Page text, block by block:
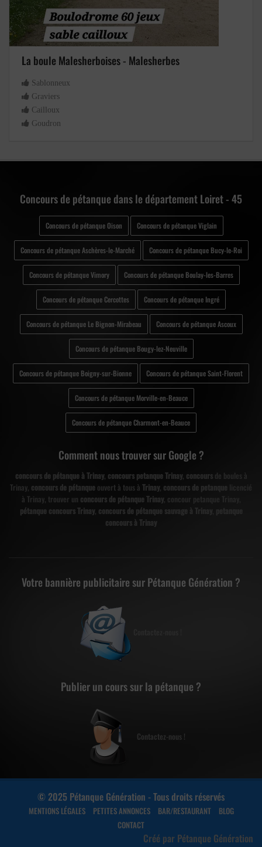
La boule Malesherboises - Malesherbes
Sablonneux
Graviers
Cailloux
Goudron
Concours de pétanque dans le département Loiret - 45
Concours de pétanque Oison Concours de pétanque Viglain
Concours de pétanque Aschères-le-Marché Concours de pétanque Bucy-le-Roi
Concours de pétanque Vimory Concours de pétanque Boulay-les-Barres
Concours de pétanque Cercottes Concours de pétanque Ingré
Concours de pétanque Le Bignon-Mirabeau Concours de pétanque Ascoux
Concours de pétanque Bougy-lez-Neuville
Concours de pétanque Boigny-sur-Bionne Concours de pétanque Saint-Florent
Concours de pétanque Morville-en-Beauce
Concours de pétanque Charmont-en-Beauce
Comment nous trouver sur Google ?
concours de pétanque à Trinay, concours petanque Trinay, concoursde boules à
Trinay, concours de pétanque ouvert à tous à Trinay, concours de petanque licencié
à Trinay, trouver un concours de pétanque Trinay, concour petanque Trinay,
pétanque concours Trinay, concours de pétanque sauvage à Trinay
concours à Trinay
Votre bannière publicitaire sur Pétanque Génération ?
Publier un cours sur la pétanque ?
Contactez-nous !
© 2025 Pétanque Génération - Tous droits réservés
MENTIONS LÉGALES PETITES ANNONCES BAR/RESTAURANT
BLOG
CONTACT
Créé par Pétanque Génération